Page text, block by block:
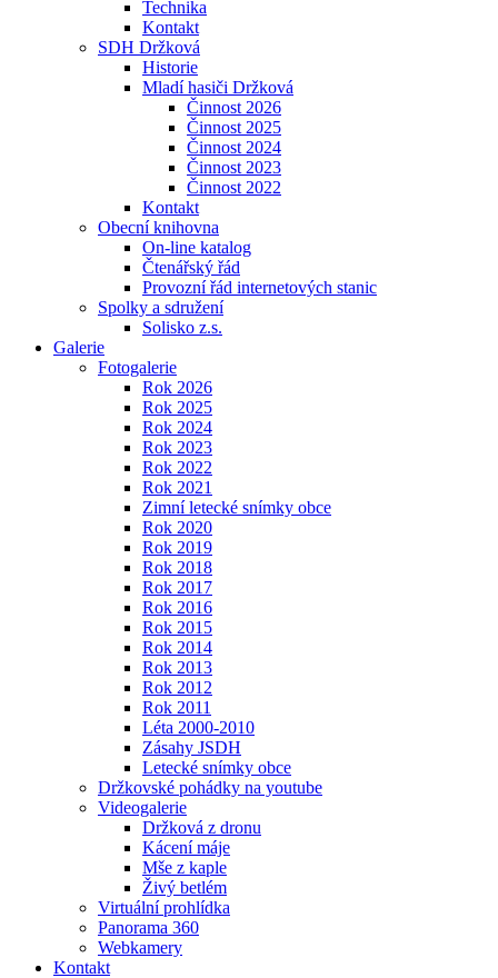
Technika
Kontakt
SDH Držková
Historie
Mladí hasiči Držková
Činnost 2026
Činnost 2025
Činnost 2024
Činnost 2023
Činnost 2022
Kontakt
Obecní knihovna
On-line katalog
Čtenářský řád
Provozní řád internetových stanic
Spolky a sdružení
Solisko z.s.
Galerie
Fotogalerie
Rok 2026
Rok 2025
Rok 2024
Rok 2023
Rok 2022
Rok 2021
Zimní letecké snímky obce
Rok 2020
Rok 2019
Rok 2018
Rok 2017
Rok 2016
Rok 2015
Rok 2014
Rok 2013
Rok 2012
Rok 2011
Léta 2000-2010
Zásahy JSDH
Letecké snímky obce
Držkovské pohádky na youtube
Videogalerie
Držková z dronu
Kácení máje
Mše z kaple
Živý betlém
Virtuální prohlídka
Panorama 360
Webkamery
Kontakt